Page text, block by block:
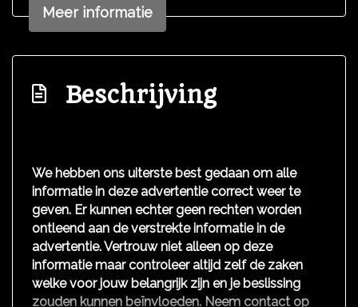
Anti blokkeer systeem
Elektronisch stabiliteits programma
Hoofd airbag(s) voor
Passagiersairbag
Zij airbag(s) voor
Interieur
Electronic climate control
Meer informatie
Beschrijving
We hebben ons uiterste best gedaan om alle
informatie in deze advertentie correct weer te
geven. Er kunnen echter geen rechten worden
ontleend aan de verstrekte informatie in de
advertentie. Vertrouw niet alleen op deze
informatie maar controleer altijd zelf de zaken
welke voor jouw belangrijk zijn en je beslissing
zouden kunnen beïnvloeden. Neem contact op